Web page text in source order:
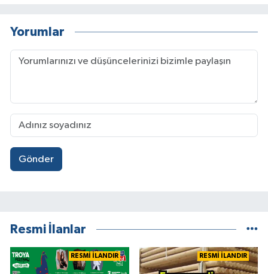
Yorumlar
Gönder
Resmi İlanlar
RESMİ İLANDIR RESMİ İLANDIR